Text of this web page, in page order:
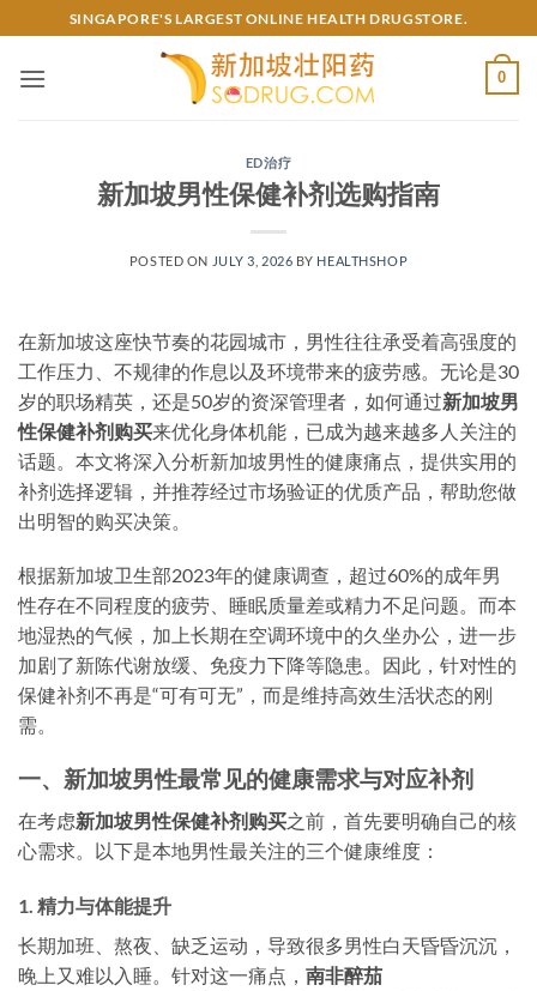
to
content
SINGAPORE'S LARGEST ONLINE HEALTH DRUGSTORE.
0
ED治疗
新加坡男性保健补剂选购指南
POSTED ON JULY 3, 2026 BY HEALTHSHOP
在新加坡这座快节奏的花园城市，男性往往承受着高强度的
工作压力、不规律的作息以及环境带来的疲劳感。无论是30
岁的职场精英，还是50岁的资深管理者，如何通过新加坡男
性保健补剂购买来优化身体机能，已成为越来越多人关注的
话题。本文将深入分析新加坡男性的健康痛点，提供实用的
补剂选择逻辑，并推荐经过市场验证的优质产品，帮助您做
出明智的购买决策。
根据新加坡卫生部2023年的健康调查，超过60%的成年男
性存在不同程度的疲劳、睡眠质量差或精力不足问题。而本
地湿热的气候，加上长期在空调环境中的久坐办公，进一步
加剧了新陈代谢放缓、免疫力下降等隐患。因此，针对性的
保健补剂不再是“可有可无”，而是维持高效生活状态的刚
需。
一、新加坡男性最常见的健康需求与对应补剂
在考虑新加坡男性保健补剂购买之前，首先要明确自己的核
心需求。以下是本地男性最关注的三个健康维度：
1. 精力与体能提升
长期加班、熬夜、缺乏运动，导致很多男性白天昏昏沉沉，
晚上又难以入睡。针对这一痛点， 南非醉茄